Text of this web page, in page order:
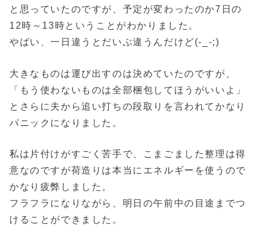
と思っていたのですが、予定が変わったのか7日の
12時～13時ということがわかりました。
やばい、一日違うとだいぶ違うんだけど(-_-;)
大きなものは運び出すのは決めていたのですが、
「もう使わないものは全部梱包してほうがいいよ」
とさらに夫から追い打ちの段取りを言われてかなり
パニックになりました。
私は片付けがすごく苦手で、こまごました整理は得
意なのですが荷造りは本当にエネルギーを使うので
かなり疲弊しました。
フラフラになりながら、明日の午前中の目途までつ
けることができました。